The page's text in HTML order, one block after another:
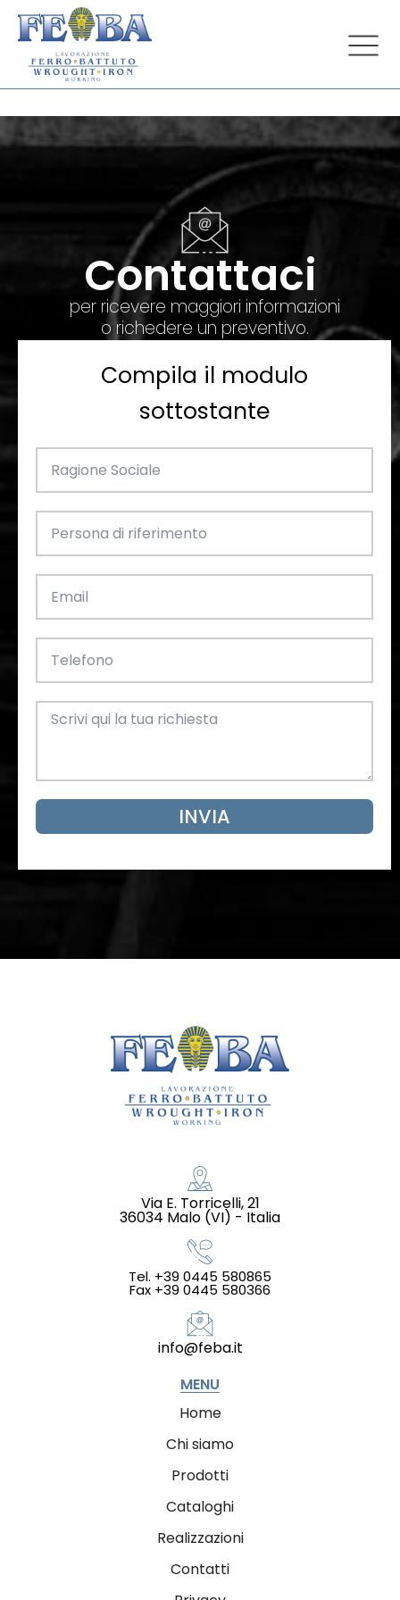
Contattaci
per ricevere maggiori informazioni
o richedere un preventivo.
Compila il modulo
sottostante
INVIA
Via E. Torricelli, 21
36034 Malo (VI) - Italia
Tel. +39 0445 580865
Fax +39 0445 580366
info@feba.it
MENU
Home
Chi siamo
Prodotti
Cataloghi
Realizzazioni
Contatti